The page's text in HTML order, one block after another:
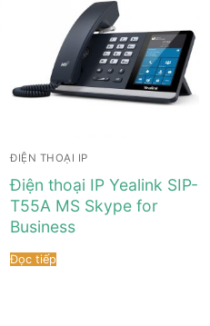
ĐIỆN THOẠI IP
Điện thoại IP Yealink SIP-
T55A MS Skype for
Business
Đọc tiếp